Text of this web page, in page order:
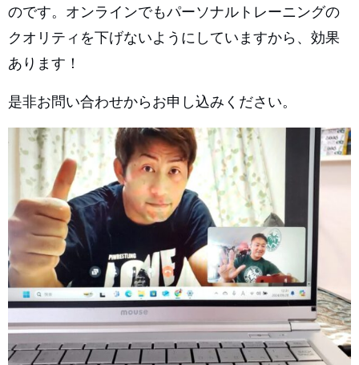
のです。オンラインでもパーソナルトレーニングの
クオリティを下げないようにしていますから、効果
あります！
是非お問い合わせからお申し込みください。